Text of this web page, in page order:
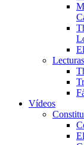
Vídeos